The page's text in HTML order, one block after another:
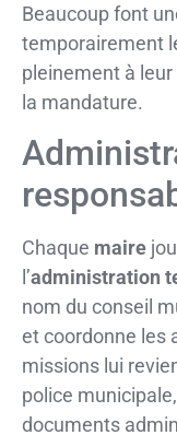
Beaucoup font
temporairement
pleinement à
la mandature.
Chaque maire
l’administration
nom du conseil
et coordonne les
missions lui
police
documents